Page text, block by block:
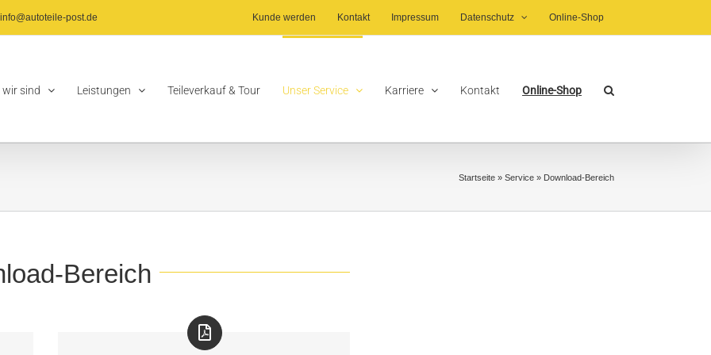
info@autoteile-post.de Kunde werden Kontakt Impressum Datenschutz Online-Shop
wir sind Leistungen Teileverkauf & Tour Unser Service Karriere Kontakt Online-Shop
Startseite » Service » Download-Bereich
Bereich